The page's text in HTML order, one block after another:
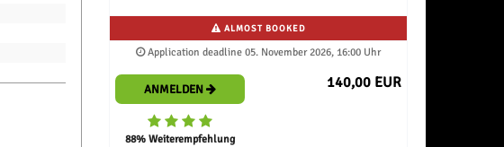
ALMOST BOOKED
Application deadline 05. November 2026, 16:00 Uhr
ANMELDEN
88% Weiterempfehlung
140,00 EUR